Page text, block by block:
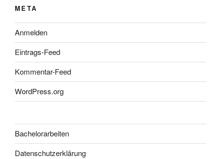
META
Anmelden
Eintrags-Feed
Kommentar-Feed
WordPress.org
Bachelorarbeiten
Datenschutzerklärung